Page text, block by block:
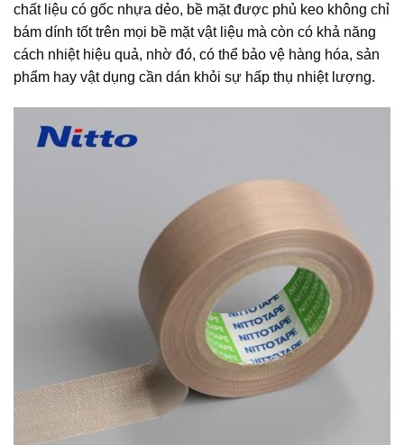
chất liệu có gốc nhựa dẻo, bề mặt được phủ keo không chỉ
bám dính tốt trên mọi bề mặt vật liệu mà còn có khả năng
cách nhiệt hiệu quả, nhờ đó, có thể bảo vệ hàng hóa, sản
phẩm hay vật dụng cần dán khỏi sự hấp thụ nhiệt lượng.